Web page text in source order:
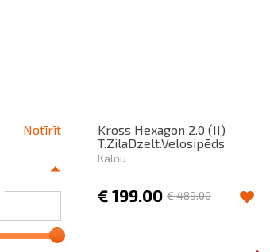
Notīrīt
Kross Hexagon 2.0 (II)
T.ZilaDzelt.Velosipēds
Kalnu
€ 199.00 €489.00